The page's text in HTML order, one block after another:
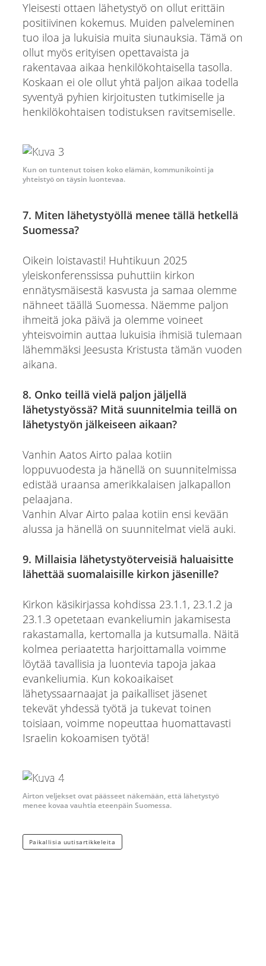
Yleisesti ottaen lähetystyö on ollut erittäin
positiivinen kokemus. Muiden palveleminen
tuo iloa ja lukuisia muita siunauksia. Tämä on
ollut myös erityisen opettavaista ja
rakentavaa aikaa henkilökohtaisella tasolla.
Koskaan ei ole ollut yhtä paljon aikaa todella
syventyä pyhien kirjoitusten tutkimiselle ja
henkilökohtaisen todistuksen ravitsemiselle.
Airtojen kotiarkisto
Kun on tuntenut toisen koko elämän, kommunikointi ja
yhteistyö on täysin luontevaa.
7. Miten lähetystyöllä menee tällä hetkellä
Suomessa?
Oikein loistavasti! Huhtikuun 2025
yleiskonferenssissa puhuttiin kirkon
ennätysmäisestä kasvusta ja samaa olemme
nähneet täällä Suomessa. Näemme paljon
ihmeitä joka päivä ja olemme voineet
yhteisvoimin auttaa lukuisia ihmisiä tulemaan
lähemmäksi Jeesusta Kristusta tämän vuoden
aikana.
8. Onko teillä vielä paljon jäljellä
lähetystyössä? Mitä suunnitelmia teillä on
lähetystyön jälkeiseen aikaan?
Vanhin Aatos Airto palaa kotiin
loppuvuodesta ja hänellä on suunnitelmissa
edistää uraansa amerikkalaisen jalkapallon
pelaajana.
Vanhin Alvar Airto palaa kotiin ensi kevään
alussa ja hänellä on suunnitelmat vielä auki.
9. Millaisia lähetystyöterveisiä haluaisitte
lähettää suomalaisille kirkon jäsenille?
Kirkon käsikirjassa kohdissa 23.1.1, 23.1.2 ja
23.1.3 opetetaan evankeliumin jakamisesta
rakastamalla, kertomalla ja kutsumalla. Näitä
kolmea periaatetta harjoittamalla voimme
löytää tavallisia ja luontevia tapoja jakaa
evankeliumia. Kun kokoaikaiset
lähetyssaarnaajat ja paikalliset jäsenet
tekevät yhdessä työtä ja tukevat toinen
toisiaan, voimme nopeuttaa huomattavasti
Israelin kokoamisen työtä!
Airtojen kotiarkisto
Airton veljekset ovat päässeet näkemään, että lähetystyö
menee kovaa vauhtia eteenpäin Suomessa.
Paikallisia uutisartikkeleita